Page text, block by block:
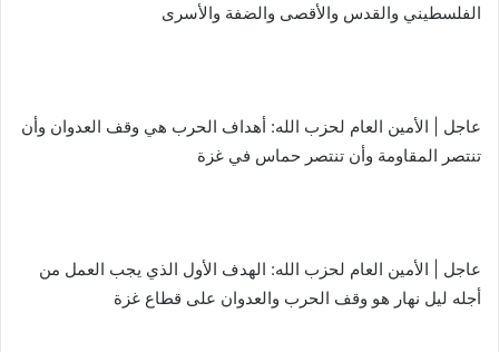
الفلسطيني والقدس والأقصى والضفة والأسرى
عاجل | الأمين العام لحزب الله: أهداف الحرب هي وقف العدوان وأن
تنتصر المقاومة وأن تنتصر حماس في غزة
عاجل | الأمين العام لحزب الله: الهدف الأول الذي يجب العمل من
أجله ليل نهار هو وقف الحرب والعدوان على قطاع غزة